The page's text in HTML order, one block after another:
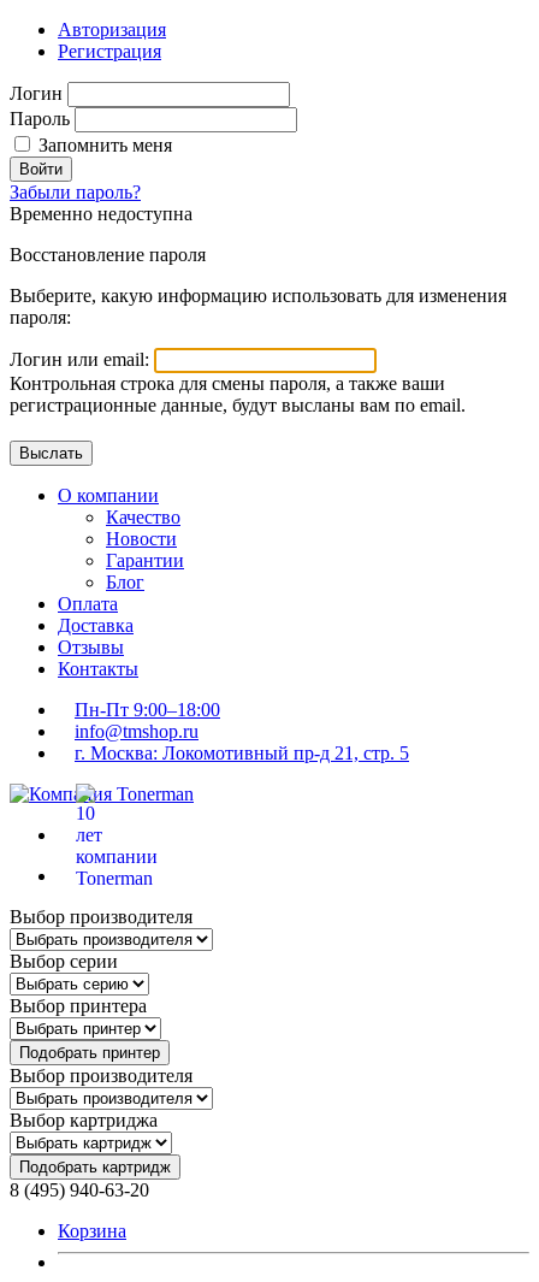
Авторизация
Регистрация
Логин
Пароль
Запомнить меня
Войти
Забыли пароль?
Временно недоступна
Восстановление пароля
Выберите, какую информацию использовать для изменения
пароля:
Логин или email:
Контрольная строка для смены пароля, а также ваши
регистрационные данные, будут высланы вам по email.
О компании
Качество
Новости
Гарантии
Блог
Оплата
Доставка
Отзывы
Контакты
Пн-Пт 9:00–18:00
info@tmshop.ru
г. Москва: Локомотивный пр-д 21, стр. 5
Выбор производителя
Выбор серии
Выбор принтера
Подобрать принтер
Выбор производителя
Выбор картриджа
Подобрать картридж
8 (495) 940-63-20
Корзина